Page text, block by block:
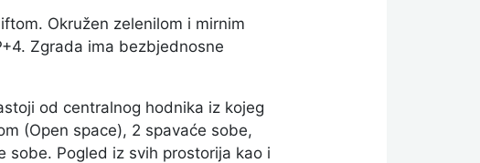
Okružen zelenilom i mirnim
Zgrada ima bezbjednosne
od centralnog hodnika iz kojeg
(Open space), 2 spavaće sobe,
sobe. Pogled iz svih prostorija kao i